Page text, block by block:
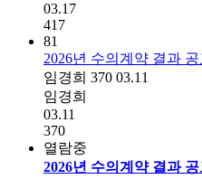
03.17
417
81
2026년 수의계약 결과
임경희 370 03.11
임경희
03.11
370
열람중
2026년 수의계약 결과